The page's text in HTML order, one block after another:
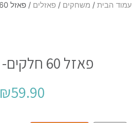
עמוד הבית / משחקים / פאזלים / פאזל 60 חלקים- גיבורי על
פאזל 60 חלקים- גיבורי על
₪59.90